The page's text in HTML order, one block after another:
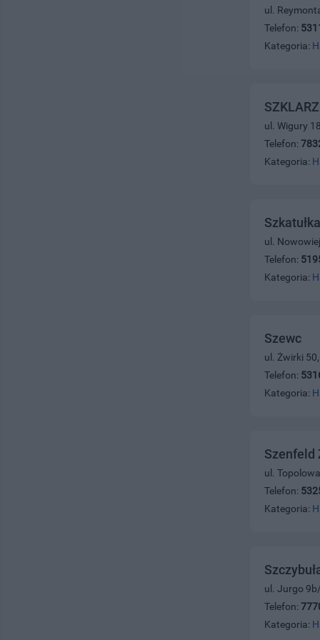
ul.
Telefon:
Kategoria:
SZKLARZ
ul. Wigury
Telefon:
Kategoria:
ul.
Telefon:
Kategoria:
Szewc
ul. Żwirki
Telefon:
Kategoria:
Szenfeld
ul.
Telefon:
Kategoria:
ul. Jurgo
Telefon:
Kategoria: